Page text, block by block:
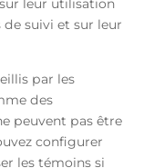
leur utilisation
suivi et sur leur
par les
des
peuvent pas être
configurer
les témoins si